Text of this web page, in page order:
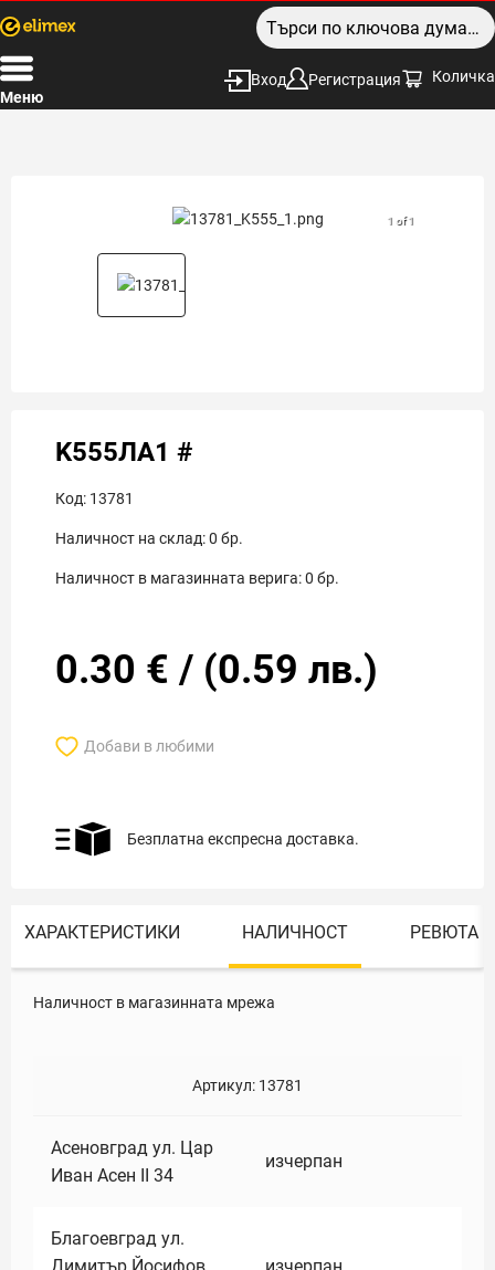
Меню
Вход Регистрация Количка
1 of 1
K555ЛА1 #
Код: 13781
Наличност на склад:0 бр.
Наличност в магазинната верига:0 бр.
0.30 € / (0.59 лв.)
Добави в любими
Безплатна експресна доставка.
ХАРАКТЕРИСТИКИ НАЛИЧНОСТ РЕВЮТА
Наличност в магазинната мрежа
Артикул: 13781
Асеновград ул. Цар
Иван Асен II 34
изчерпан
Благоевград ул.